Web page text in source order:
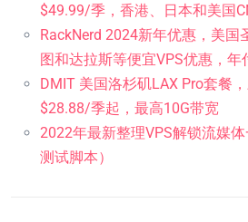
$49.99/季，香港、日本和美国
RackNerd 2024新年优惠，美国
图和达拉斯等便宜VPS优惠，年
DMIT 美国洛杉矶LAX Pro套餐，
$28.88/季起，最高10G带宽
2022年最新整理VPS解锁流媒
测试脚本）